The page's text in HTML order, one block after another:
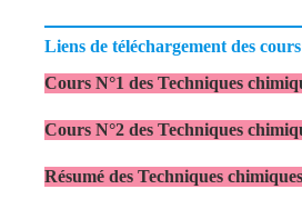
Liens de téléchargement des
Cours N°1 des Techniques
Cours N°2 des Techniques
Résumé des Techniques